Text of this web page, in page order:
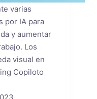
varias
por IA para
y aumentar
Los
visual en
Copiloto